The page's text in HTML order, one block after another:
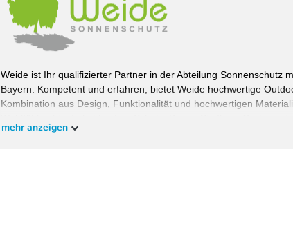
Weide ist Ihr qualifizierter Partner in der Abteilung Sonnenschutz
Bayern. Kompetent und erfahren, bietet Weide hochwertige
Kombination aus Design, Funktionalität und hochwertigen
wollen und überzeugen Sie sich selbst.
mehr anzeigen